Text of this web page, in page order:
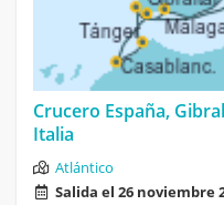
Crucero España,
Italia
Atlántico
Salida el 26 noviembre